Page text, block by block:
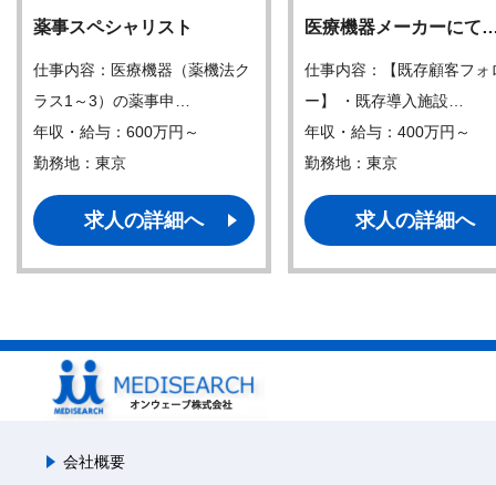
薬事スペシャリスト
仕事内容：医療機器（薬機法ク
ラス1～3）の薬事申…
年収・給与：600万円～
勤務地：東京
求人の詳細へ
医療機器メーカーにて
仕事内容：【既存顧客フォ
ー】 ・既存導入施設…
年収・給与：400万円～
勤務地：東京
求人の詳細へ
会社概要